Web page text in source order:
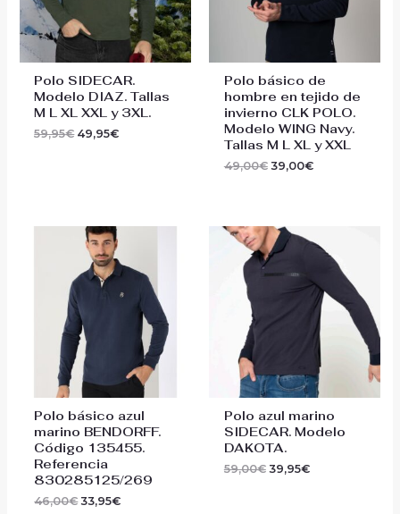
Polo SIDECAR.
Modelo DIAZ. Tallas
M L XL XXL y 3XL.
59,95€ 49,95€
Polo básico de
hombre en tejido de
invierno CLK POLO.
Modelo WING Navy.
Tallas M L XL y XXL
49,00€ 39,00€
Polo básico azul
marino BENDORFF.
Código 135455.
Referencia
830285125/269
46,00€
El
precio
original
era:
46,00€.
33,95€
actual
es:
33,95€.
Polo azul marino
SIDECAR. Modelo
DAKOTA.
59,00€
El
precio
original
era:
59,00€.
39,95€
precio
actual
39,95€.